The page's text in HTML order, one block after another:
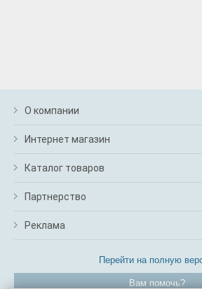
О компании
Интернет магазин
Каталог товаров
Партнерство
Реклама
Перейти на полную
Вам помочь?